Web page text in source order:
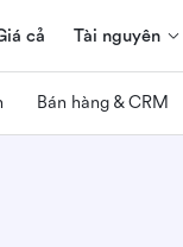
cả Tài nguyên
Bán hàng & CRM